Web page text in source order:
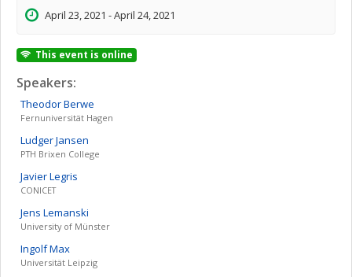
April 23, 2021 - April 24, 2021
This event is online
Speakers:
TheodorBerwe
Fernuniversität Hagen
LudgerJansen
PTH Brixen College
JavierLegris
CONICET
Jens Lemanski
University of Münster
IngolfMax
Universität Leipzig